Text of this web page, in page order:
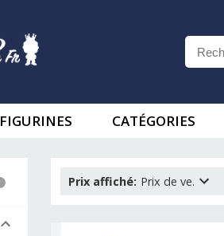
FIGURINES CATÉGORIES
Prix affiché: Prix de ve.